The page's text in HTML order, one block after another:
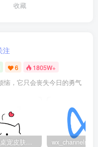
收藏
注
6 1805W+
恼，它只会丧失今日的勇气
BongoCat桌宠皮肤包大全：20款主题皮肤免费下载